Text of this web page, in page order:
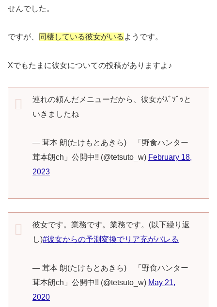
せんでした。
ですが、 同棲している彼女がいる ようです。
Xでもたまに彼女についての投稿がありますよ♪
連れの頼んだメニューだから、彼女がｽﾞｿﾞｯと
いきましたね
— 茸本 朗(たけもとあきら) 「野食ハンター
茸本朗ch」公開中!! (@tetsuto_w) February 18,
2023
彼女です。業務です。業務です。(以下繰り返
し)#彼女からの予測変換でリア充がバレる
— 茸本 朗(たけもとあきら) 「野食ハンター
茸本朗ch」公開中!! (@tetsuto_w) May 21,
2020